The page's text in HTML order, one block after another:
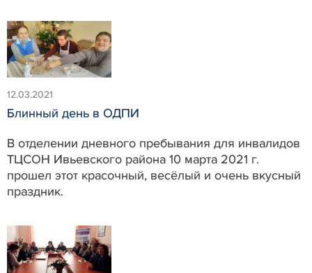
12.03.2021
Блинный день в ОДПИ
В отделении дневного пребывания для инвалидов
ТЦСОН Ивьевского района 10 марта 2021 г.
прошел этот красочный, весёлый и очень вкусный
праздник.